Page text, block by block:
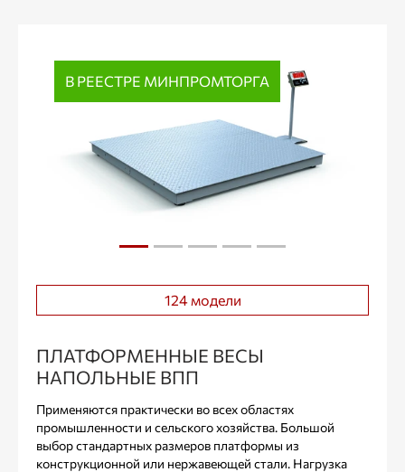
В РЕЕСТРЕ МИНПРОМТОРГА
124 модели
ПЛАТФОРМЕННЫЕ ВЕСЫ
НАПОЛЬНЫЕ ВПП
Применяются практически во всех областях
промышленности и сельского хозяйства. Большой
выбор стандартных размеров платформы из
конструкционной или нержавеющей стали. Нагрузка